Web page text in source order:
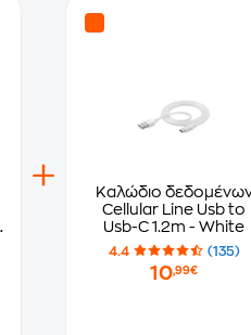
Καλώδιο
Cellular Line Usb to
Usb-C 1.2m - White
4.4 (135)
10,99€